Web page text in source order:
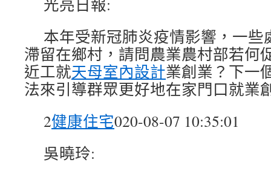
光亮日報:
本年受新冠肺炎疫情影響，一
滯留在鄉村，請問農業農村部若何
近工就天母室內設計業創業？下一
法來引導群眾更好地在家門口就業
2健康住宅020-08-07 10:35:01
吳曉玲: